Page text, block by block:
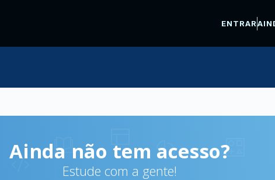
ENTRAR
Ainda não tem acesso?
Estude com a gente!